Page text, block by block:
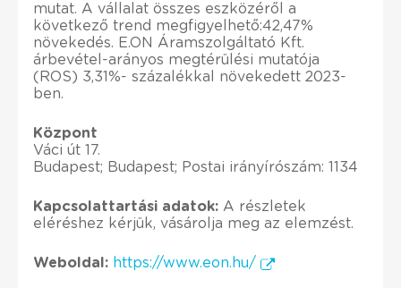
mutat. A vállalat összes eszközéről a
következő trend megfigyelhető:42,47%
növekedés. E.ON Áramszolgáltató Kft.
árbevétel-arányos megtérülési mutatója
(ROS) 3,31%- százalékkal növekedett 2023-
ben.
Központ
Váci út 17.
Budapest; Budapest; Postai irányírószám: 1134
Kapcsolattartási adatok: A részletek
eléréshez kérjük, vásárolja meg az elemzést.
Weboldal: https://www.eon.hu/